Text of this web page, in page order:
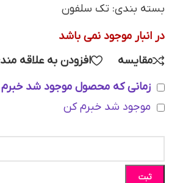
بسته بندی: تک سلفون
در انبار موجود نمی باشد
مقایسه
افزودن به علاقه
زمانی که محصول موجود شد
موجود شد خبرم کن
ثبت